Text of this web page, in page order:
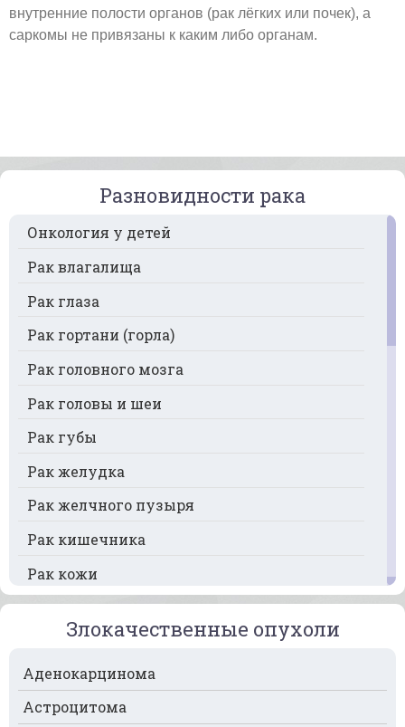
внутренние полости органов (рак лёгких или почек), а
саркомы не привязаны к каким либо органам.
Разновидности рака
Онкология у детей
Рак влагалища
Рак глаза
Рак гортани (горла)
Рак головного мозга
Рак головы и шеи
Рак губы
Рак желудка
Рак желчного пузыря
Рак кишечника
Рак кожи
Рак кости
Рак крови
Рак легких
Рак лимфоузлов
Злокачественные опухоли
Аденокарцинома
Астроцитома